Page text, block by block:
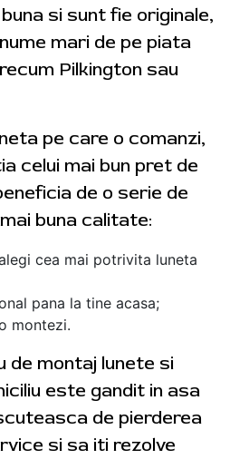
si sunt fie originale,
mari de pe piata
Pilkington sau
pe care o comanzi,
celui mai bun pret de
de o serie de
buna calitate:
cea mai potrivita luneta
pana la tine acasa;
montezi.
de montaj lunete si
este gandit in asa
de pierderea
si sa iti rezolve